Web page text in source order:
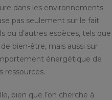
dans les environnements
pas seulement sur le fait
ou d’autres espèces, tels que
bien-être, mais aussi sur
énergétique de
ressources.
bien que l’on cherche à